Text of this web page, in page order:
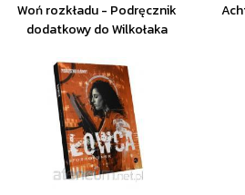
Woń rozkładu - Podręcznik
dodatkowy do Wilkołaka